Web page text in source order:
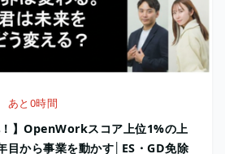
あと0時間
！】OpenWorkスコア上位1%の上
目から事業を動かす│ES・GD免除